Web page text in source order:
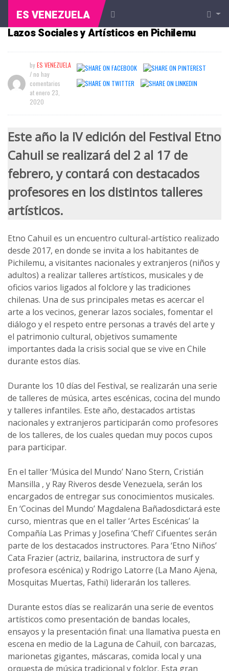
ES VENEZUELA
Festival Etno Cahuil Continúa Promoviendo
Lazos Sociales y Artísticos en Pichilemu
byES VENEZUELA
/ no hay
comentarios
at enero 23,
2020
Este año la IV edición del Festival Etno
Cahuil se realizará del 2 al 17 de
febrero, y contará con destacados
profesores en los distintos talleres
artísticos.
Etno Cahuil es un encuentro cultural-artístico realizado
desde 2017, en donde se invita a los habitantes de
Pichilemu, a visitantes nacionales y extranjeros (niños y
adultos) a realizar talleres artísticos, musicales y de
oficios varios ligados al folclore y las tradiciones
chilenas. Una de sus principales metas es acercar el
arte a los vecinos, generar lazos sociales, fomentar el
diálogo y el respeto entre personas a través del arte y
el patrimonio cultural, objetivos sumamente
importantes dada la crisis social que se vive en Chile
durante estos días.
Durante los 10 días del Festival, se realizarán una serie
de talleres de música, artes escénicas, cocina del mundo
y talleres infantiles. Este año, destacados artistas
nacionales y extranjeros participarán como profesores
de los talleres, de los cuales quedan muy pocos cupos
para participar.
En el taller ‘Música del Mundo’ Nano Stern, Cristián
Mansilla , y Ray Riveros desde Venezuela, serán los
encargados de entregar sus conocimientos musicales.
En ‘Cocinas del Mundo’ Magdalena Bañadosdictará este
curso, mientras que en el taller ‘Artes Escénicas’ la
Compañía Las Primas y Josefina ‘Chefi’ Cifuentes serán
parte de los destacados instructores. Para ‘Etno Niños’
Cata Frazier (actriz, bailarina, instructora de surf y
profesora escénica) y Rodrigo Latorre (La Mano Ajena,
Mosquitas Muertas, Fathi) liderarán los talleres.
Durante estos días se realizarán una serie de eventos
artísticos como presentación de bandas locales,
ensayos y la presentación final: una llamativa puesta en
escena en medio de la Laguna de Cahuil, con barcazas,
marionetas gigantes, máscaras, comida local y una
orquesta de música tradicional y folclor. Esta gran